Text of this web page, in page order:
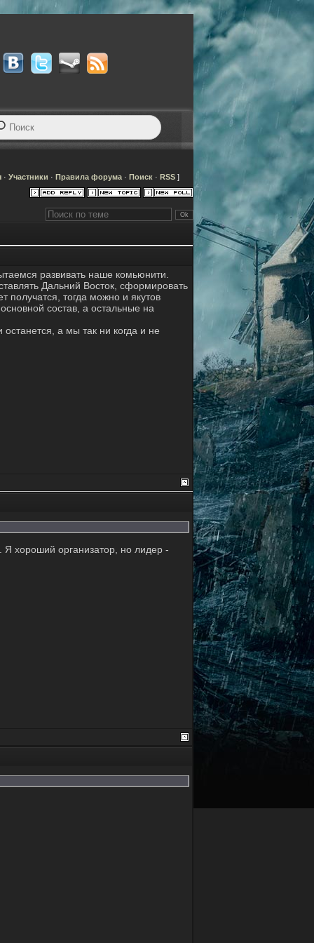
· Участники · Правила форума · Поиск · RSS ]
развивать наше комьюнити.
Дальний Восток, сформировать
получатся, тогда можно и якутов
состав, а остальные на
а мы так ни когда и не
хороший организатор, но лидер -